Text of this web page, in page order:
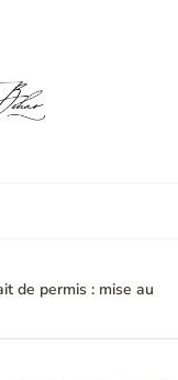
de permis : mise au